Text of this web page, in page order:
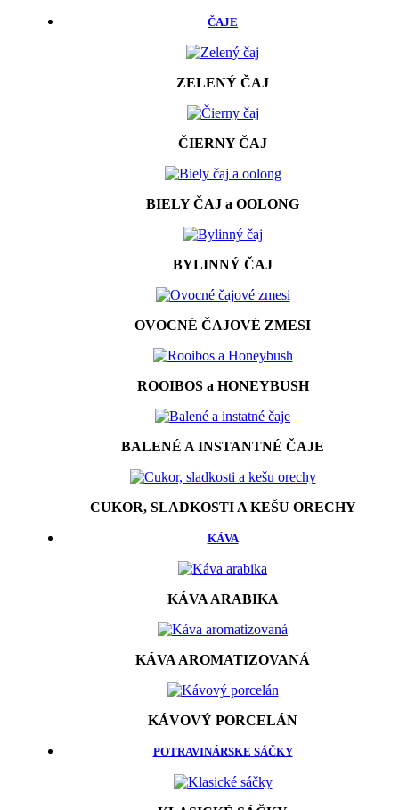
ČAJE
ZELENÝ ČAJ
ČIERNY ČAJ
BIELY ČAJ a OOLONG
BYLINNÝ ČAJ
OVOCNÉ ČAJOVÉ ZMESI
ROOIBOS a HONEYBUSH
BALENÉ A INSTANTNÉ ČAJE
CUKOR, SLADKOSTI A KEŠU ORECHY
KÁVA
KÁVA ARABIKA
KÁVA AROMATIZOVANÁ
KÁVOVÝ PORCELÁN
POTRAVINÁRSKE SÁČKY